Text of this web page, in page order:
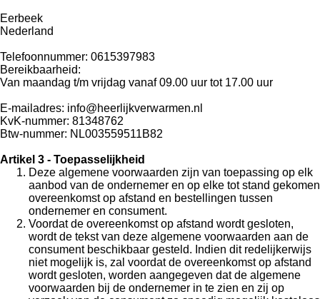
Eerbeek
Nederland
Telefoonnummer: 0615397983
Bereikbaarheid:
Van maandag t/m vrijdag vanaf 09.00 uur tot 17.00 uur
E-mailadres: info@heerlijkverwarmen.nl
KvK-nummer: 81348762
Btw-nummer: NL003559511B82
Artikel 3 - Toepasselijkheid
Deze algemene voorwaarden zijn van toepassing op elk
aanbod van de ondernemer en op elke tot stand gekomen
overeenkomst op afstand en bestellingen tussen
ondernemer en consument.
Voordat de overeenkomst op afstand wordt gesloten,
wordt de tekst van deze algemene voorwaarden aan de
consument beschikbaar gesteld. Indien dit redelijkerwijs
niet mogelijk is, zal voordat de overeenkomst op afstand
wordt gesloten, worden aangegeven dat de algemene
voorwaarden bij de ondernemer in te zien en zij op